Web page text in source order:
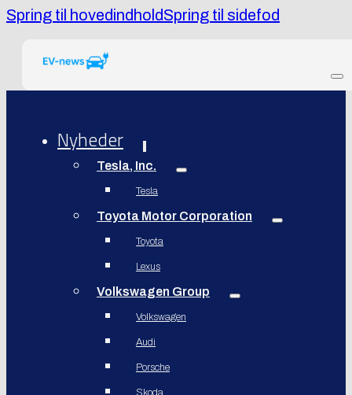
Spring til hovedindholdSpring til sidefod
Nyheder
Tesla, Inc.
Tesla
Toyota Motor Corporation
Toyota
Lexus
Volkswagen Group
Volkswagen
Audi
Porsche
Skoda